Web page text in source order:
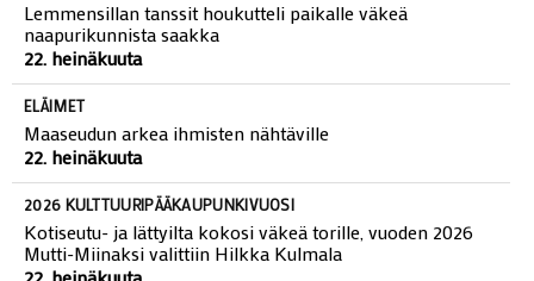
Lemmensillan tanssit houkutteli paikalle väkeä
naapurikunnista saakka
22. heinäkuuta
ELÄIMET
Maaseudun arkea ihmisten nähtäville
22. heinäkuuta
2026 KULTTUURIPÄÄKAUPUNKIVUOSI
Kotiseutu- ja lättyilta kokosi väkeä torille, vuoden 2026
Mutti-Miinaksi valittiin Hilkka Kulmala